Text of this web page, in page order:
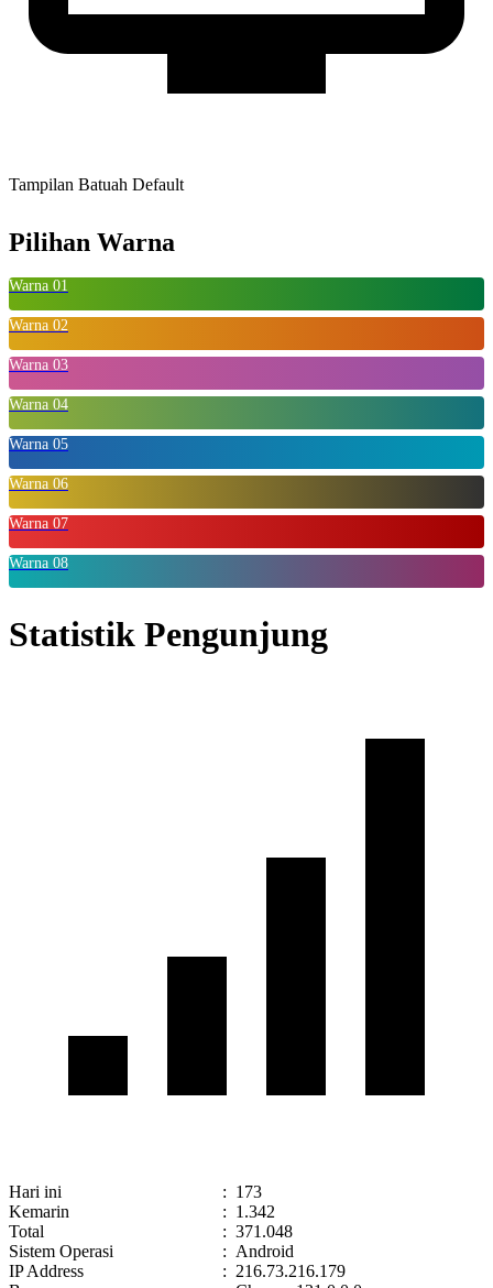
Tampilan Batuah Default
Pilihan Warna
Warna 01
Warna 02
Warna 03
Warna 04
Warna 05
Warna 06
Warna 07
Warna 08
Statistik Pengunjung
Hari ini : 173
Kemarin
: 1.342
Total
: 371.048
Sistem Operasi
: Android
IP Address
: 216.73.216.179